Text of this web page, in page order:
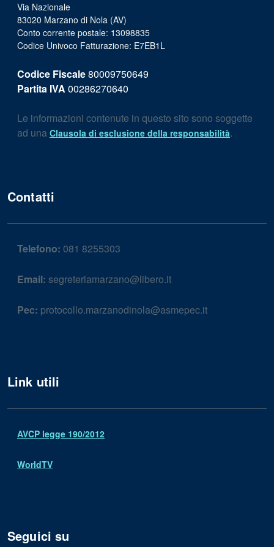
Via Nazionale
83020 Marzano di Nola (AV)
Conto corrente postale: 13098835
Codice Univoco Fatturazione: E7EB1L
Codice Fiscale80009750649
Partita IVA 00286270640
Le informazioni contenute in questo sito sono soggette
ad una Clausola di esclusione della responsabilità.
Contatti
Telefono: 081 8255303
Email: segreteriamarzano@libero.it
Pec: protocollo.marzanodinola@asmepec.it
Link utili
AVCP legge 190/2012
WorldTV
Seguici su